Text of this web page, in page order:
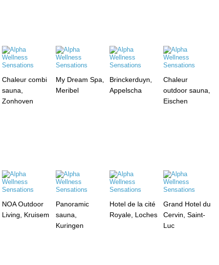
Chaleur combi
sauna,
Zonhoven
My Dream Spa,
Meribel
Brinckerduyn,
Appelscha
Chaleur
outdoor sauna,
Eischen
NOA Outdoor
Living, Kruisem
Panoramic
sauna,
Kuringen
Hotel de la cité
Royale, Loches
Grand Hotel du
Cervin, Saint-
Luc